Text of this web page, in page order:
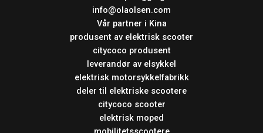
info@olaolsen.com
Vår partner i Kina
produsent av elektrisk scooter
citycoco produsent
leverandør av elsykkel
elektrisk motorsykkelfabrikk
deler til elektriske scootere
citycoco scooter
elektrisk moped